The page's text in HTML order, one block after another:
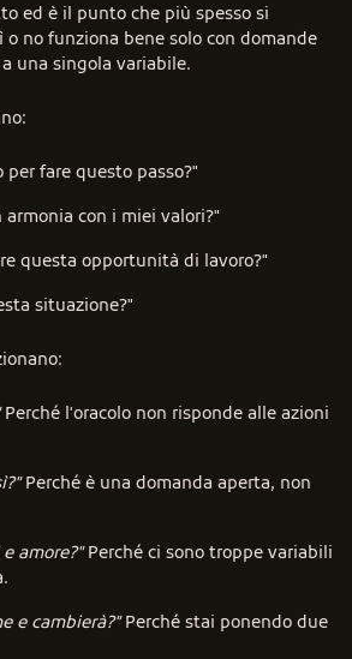
ed è il punto che più spesso si
o no funziona bene solo con domande
una singola variabile.
fare questo passo?"
con i miei valori?"
questa opportunità di lavoro?"
situazione?"
Perché l'oracolo non risponde alle azioni
Perché è una domanda aperta, non
amore?"Perché ci sono troppe variabili
e cambierà?"Perché stai ponendo due